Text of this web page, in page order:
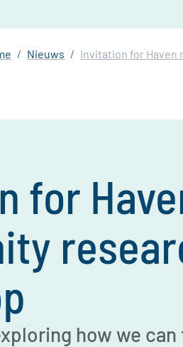
Nieuws Invitation for Haven
for
how we